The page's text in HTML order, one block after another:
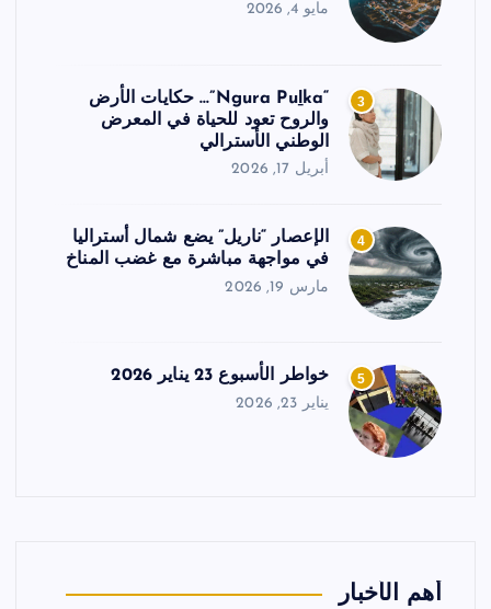
مايو 4, 2026
3
“Ngura Puḻka”… حكايات الأرض
والروح تعود للحياة في المعرض
الوطني الأسترالي
أبريل 17, 2026
4
الإعصار “ناريل” يضع شمال أستراليا
في مواجهة مباشرة مع غضب المناخ
مارس 19, 2026
5 خواطر الأسبوع 23 يناير 2026
يناير 23, 2026
أهم الأخبار